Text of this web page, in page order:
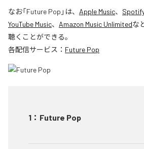
なお「Future Pop 」は、 Apple Music、
YouTube Music、 Amazon Music Unlimitedな
聴くことができる。
各配信サービス： Future Pop
1 ： Future Pop